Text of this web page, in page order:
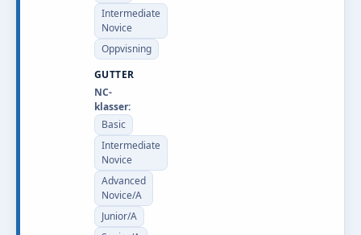
Intermediate
Novice
Oppvisning
GUTTER
NC-
klasser:
Basic
Intermediate
Novice
Advanced
Novice/A
Junior/A